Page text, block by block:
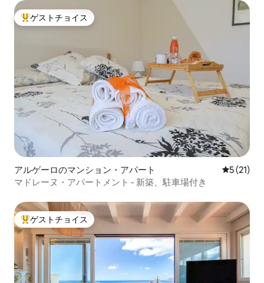
大好評のゲストチョイスです。
ゲストチョイス
アルゲーロのマンション・アパート レビュー
5 (21)
マドレーヌ・アパートメント - 新築、駐車場付き
大好評のゲストチョイスです。
ゲストチョイス